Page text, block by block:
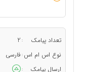
تعداد پیامک :
2
نوع اس ام اس : فارسی
ارسال پیامک
: